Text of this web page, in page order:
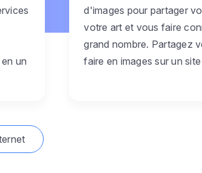
un
d'images pour partager
votre art et vous faire
grand nombre. Partagez
faire en images sur un